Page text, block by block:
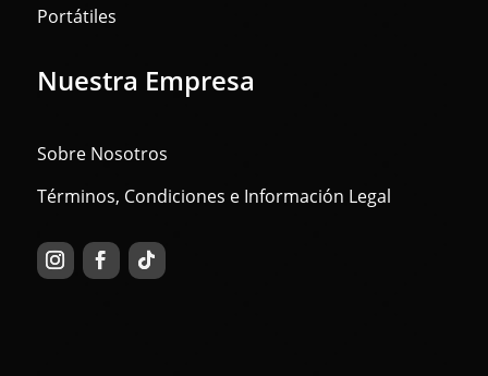
Portátiles
Nuestra Empresa
Sobre Nosotros
Términos, Condiciones e Información Legal